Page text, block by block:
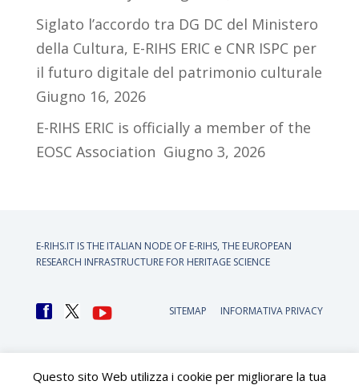
Siglato l’accordo tra DG DC del Ministero
della Cultura, E-RIHS ERIC e CNR ISPC per
il futuro digitale del patrimonio culturale
Giugno 16, 2026
E-RIHS ERIC is officially a member of the
EOSC Association Giugno 3, 2026
E-RIHS.IT IS THE ITALIAN NODE OF E-RIHS, THE EUROPEAN
RESEARCH INFRASTRUCTURE FOR HERITAGE SCIENCE
SITEMAP INFORMATIVA PRIVACY
Questo sito Web utilizza i cookie per migliorare la tua